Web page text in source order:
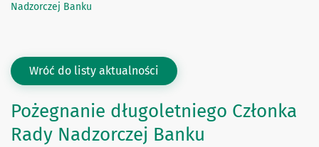
Nadzorczej Banku
Wróć do listy aktualności
Pożegnanie długoletniego Członka
Rady Nadzorczej Banku